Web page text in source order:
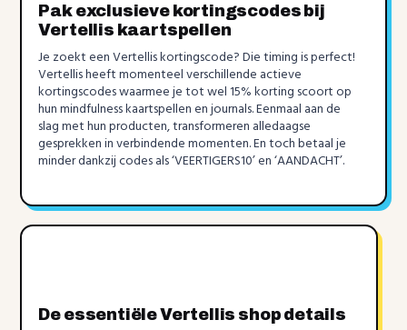
Pak exclusieve kortingscodes bij
Vertellis kaartspellen
Je zoekt een Vertellis kortingscode? Die timing is perfect!
Vertellis heeft momenteel verschillende actieve
kortingscodes waarmee je tot wel 15% korting scoort op
hun mindfulness kaartspellen en journals. Eenmaal aan de
slag met hun producten, transformeren alledaagse
gesprekken in verbindende momenten. En toch betaal je
minder dankzij codes als ‘VEERTIGERS10’ en ‘AANDACHT’.
De essentiële Vertellis shop details